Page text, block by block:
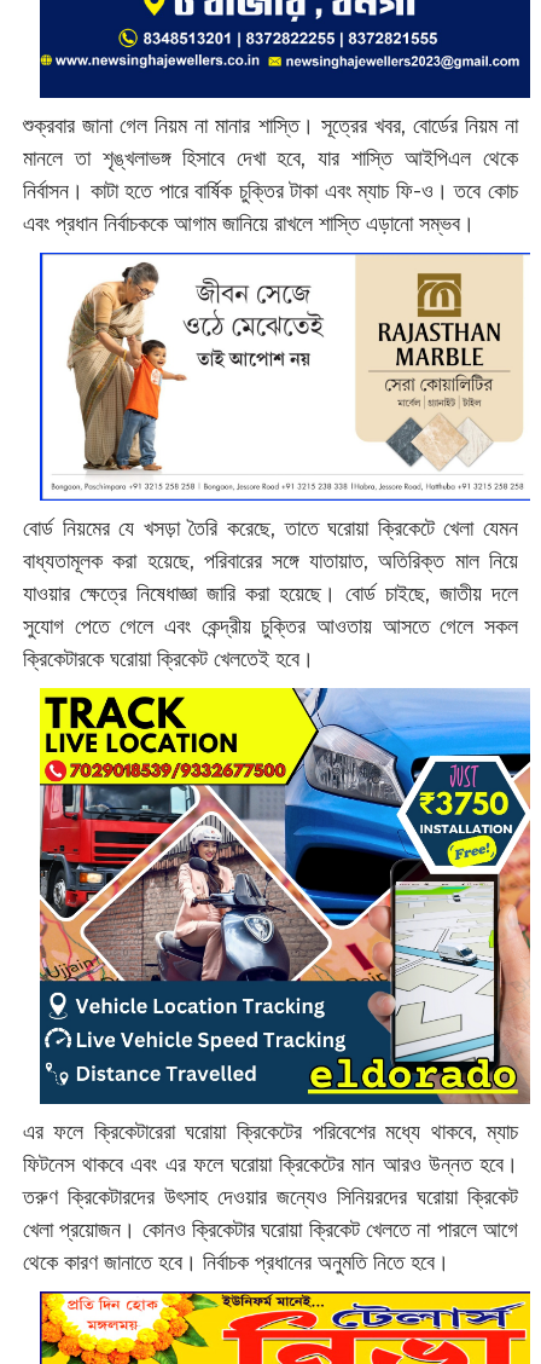
শুক্রবার জানা গেল নিয়ম না মানার শাস্তি। সূত্রের খবর, বোর্ডের নিয়ম না
মানলে তা শৃঙ্খলাভঙ্গ হিসাবে দেখা হবে, যার শাস্তি আইপিএল থেকে
নির্বাসন। কাটা হতে পারে বার্ষিক চুক্তির টাকা এবং ম্যাচ ফি-ও। তবে কোচ
এবং প্রধান নির্বাচককে আগাম জানিয়ে রাখলে শাস্তি এড়ানো সম্ভব।
বোর্ড নিয়মের যে খসড়া তৈরি করেছে, তাতে ঘরোয়া ক্রিকেটে খেলা যেমন
বাধ্যতামূলক করা হয়েছে, পরিবারের সঙ্গে যাতায়াত, অতিরিক্ত মাল নিয়ে
যাওয়ার ক্ষেত্রে নিষেধাজ্ঞা জারি করা হয়েছে। বোর্ড চাইছে, জাতীয় দলে
সুযোগ পেতে গেলে এবং কেন্দ্রীয় চুক্তির আওতায় আসতে গেলে সকল
ক্রিকেটারকে ঘরোয়া ক্রিকেট খেলতেই হবে।
এর ফলে ক্রিকেটারেরা ঘরোয়া ক্রিকেটের পরিবেশের মধ্যে থাকবে, ম্যাচ
ফিটনেস থাকবে এবং এর ফলে ঘরোয়া ক্রিকেটের মান আরও উন্নত হবে।
তরুণ ক্রিকেটারদের উৎসাহ দেওয়ার জন্যেও সিনিয়রদের ঘরোয়া ক্রিকেট
খেলা প্রয়োজন। কোনও ক্রিকেটার ঘরোয়া ক্রিকেট খেলতে না পারলে আগে
থেকে কারণ জানাতে হবে। নির্বাচক প্রধানের অনুমতি নিতে হবে।